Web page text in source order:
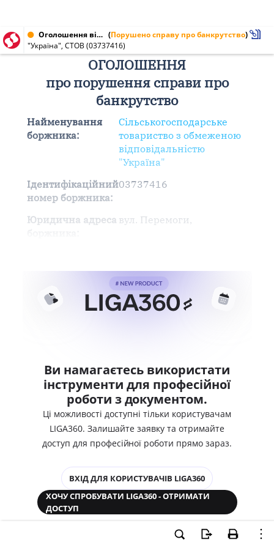
Оголошення від 05.10.2015 № 03737416 (Порушено справу про банкрутство)
"Україна", СТОВ (03737416)
ОГОЛОШЕННЯ
про порушення справи про
банкрутство
Найменування
боржника:
Сільськогосподарське
товариство з обмеженою
відповідальністю
"Україна"
Ідентифікаційний
номер боржника:
03737416
Юридична адреса вул. Перемоги,
Ви намагаєтесь використати
інструменти для професійної
роботи з документом.
Ці можливості доступні тільки користувачам
LIGA360. Залишайте заявку та отримайте
доступ для професійної роботи прямо зараз.
ВХІД ДЛЯ КОРИСТУВАЧІВ LIGA360
ХОЧУ СПРОБУВАТИ LIGA360 - ОТРИМАТИ
ДОСТУП
Законодавство та аналітика